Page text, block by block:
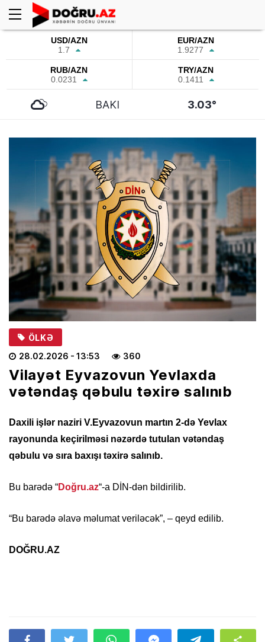
USD/AZN
1.7
EUR/AZN
1.9277
RUB/AZN
0.0231
TRY/AZN
0.1411
BAKI 3.03°
ÖLKƏ
28.02.2026 - 13:53 360
Vilayət Eyvazovun Yevlaxda
vətəndaş qəbulu təxirə salınıb
Daxili işlər naziri V.Eyvazovun martın 2-də Yevlax
rayonunda keçirilməsi nəzərdə tutulan vətəndaş
qəbulu və sıra baxışı təxirə salınıb.
Bu barədə “Doğru.az“-a DİN-dən bildirilib.
“Bu barədə əlavə məlumat veriləcək”, – qeyd edilib.
DOĞRU.AZ